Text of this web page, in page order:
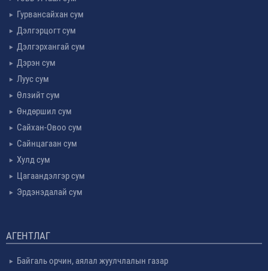
Гурвансайхан сум
Дэлгэрцогт сум
Дэлгэрхангай сум
Дэрэн сум
Луус сум
Өлзийт сум
Өндөршил сум
Сайхан-Овоо сум
Сайнцагаан сум
Хулд сум
Цагаандэлгэр сум
Эрдэнэдалай сум
АГЕНТЛАГ
Байгаль орчин, аялал жуулчлалын газар